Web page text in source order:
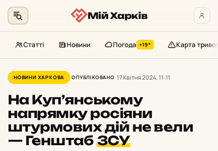
до
контенту
Мій Харків
Статті Новини Погода +19° Карта тривог
НОВИНИ ХАРКОВА ОПУБЛІКОВАНО 17 Квітня 2024, 11:11
На Куп’янському
напрямку росіяни
штурмових дій не вели
— Генштаб ЗСУ